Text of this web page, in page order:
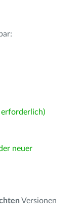
erforderlich)
neuer
Versionen